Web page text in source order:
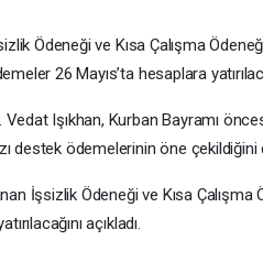
Ödeneği ve Kısa Çalışma
26 Mayıs’ta hesaplara
Işıkhan, Kurban Bayramı
destek ödemelerinin öne çekildiğini
İşsizlik Ödeneği ve Kısa Çalışma
açıkladı.